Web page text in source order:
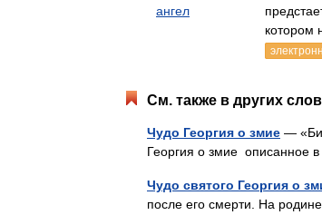
ангел
котором
См. также в других
Чудо Георгия о змие —
Георгия о змие описанное
Чудо святого Георгия о
после его смерти. На